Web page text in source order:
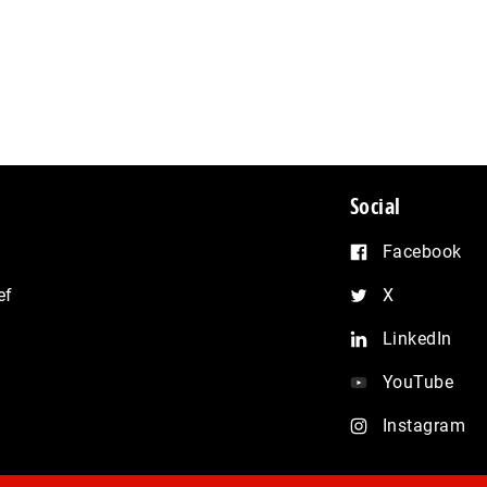
Social
Facebook
X
LinkedIn
YouTube
Instagram